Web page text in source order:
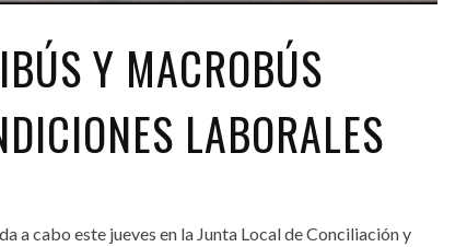
Y MACROBÚS
LABORALES
a cabo este jueves en la Junta Local de Conciliación y